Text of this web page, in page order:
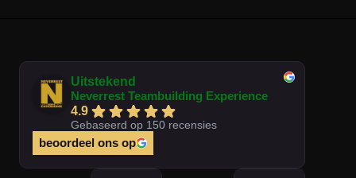
Uitstekend
Neverrest Teambuilding Experience
4.9
Gebaseerd op 150 recensies
beoordeel ons op